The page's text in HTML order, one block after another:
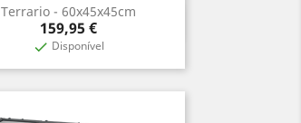
Terrario - 60x45x45cm
Prix
159,95 €
 Disponível
Aperçu rapide